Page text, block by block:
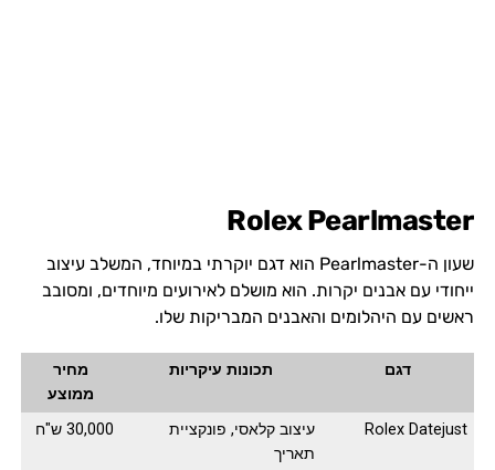
Rolex Pearlmaster
שעון ה-Pearlmaster הוא דגם יוקרתי במיוחד, המשלב עיצוב
ייחודי עם אבנים יקרות. הוא מושלם לאירועים מיוחדים, ומסובב
ראשים עם היהלומים והאבנים המבריקות שלו.
דגם תכונות עיקריות
מחיר
ממוצע
Rolex Datejust
עיצוב קלאסי, פונקציית
תאריך
30,000 ש"ח